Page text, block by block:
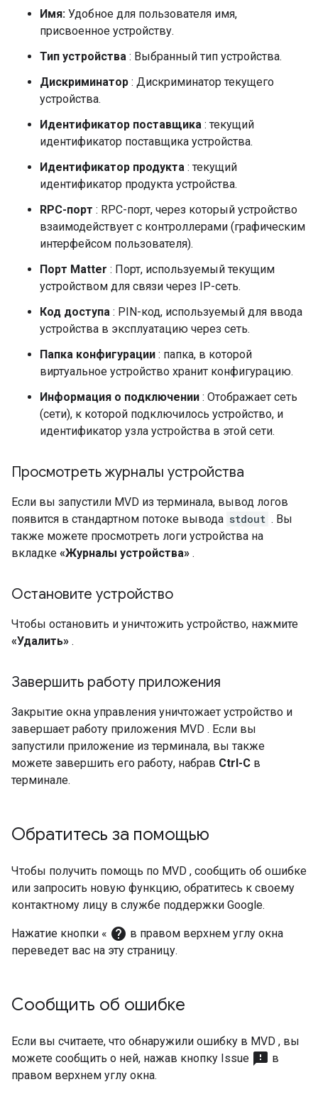
Имя: Удобное для пользователя имя,
присвоенное устройству.
Тип устройства : Выбранный тип устройства.
Дискриминатор : Дискриминатор текущего
устройства.
Идентификатор поставщика : текущий
идентификатор поставщика устройства.
Идентификатор продукта : текущий
идентификатор продукта устройства.
RPC-порт : RPC-порт, через который устройство
взаимодействует с контроллерами (графическим
интерфейсом пользователя).
Порт Matter : Порт, используемый текущим
устройством для связи через IP-сеть.
Код доступа : PIN-код, используемый для ввода
устройства в эксплуатацию через сеть.
Папка конфигурации : папка, в которой
виртуальное устройство хранит конфигурацию.
Информация о подключении : Отображает сеть
(сети), к которой подключилось устройство, и
идентификатор узла устройства в этой сети.
Просмотреть журналы устройства
Если вы запустили MVD из терминала, вывод логов
появится в стандартном потоке вывода stdout . Вы
также можете просмотреть логи устройства на
вкладке «Журналы устройства» .
Остановите устройство
Чтобы остановить и уничтожить устройство, нажмите
«Удалить» .
Завершить работу приложения
Закрытие окна управления уничтожает устройство и
завершает работу приложения MVD . Если вы
запустили приложение из терминала, вы также
можете завершить его работу, набрав Ctrl-C в
терминале.
Обратитесь за помощью
Чтобы получить помощь по MVD , сообщить об ошибке
или запросить новую функцию, обратитесь к своему
контактному лицу в службе поддержки Google.
Нажатие кнопки « help в правом верхнем углу окна
переведет вас на эту страницу.
Сообщить об ошибке
Если вы считаете, что обнаружили ошибку в MVD , вы
можете сообщить о ней, нажав кнопку Issue sms_failed в
правом верхнем углу окна.